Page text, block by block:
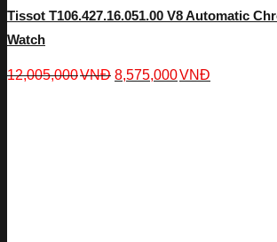
Tissot T106.427.16.051.00 V8 Automatic
Watch
12,005,000VNĐ 8,575,000VNĐ